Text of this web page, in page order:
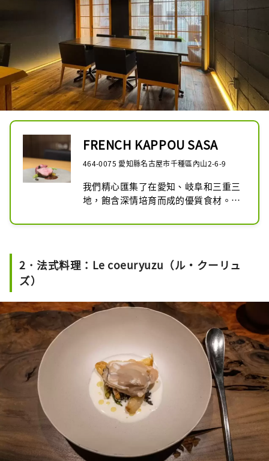
FRENCH KAPPOU SASA
464-0075 愛知縣名古屋市千種區內山2-6-9
我們精心匯集了在愛知、岐阜和三重三
地，飽含深情培育而成的優質食材。
們希望藉此機會向大家傳達在這裡烹飪
料理。
2．法式料理：Le coeuryuzu（ル・クーリュ
ズ）